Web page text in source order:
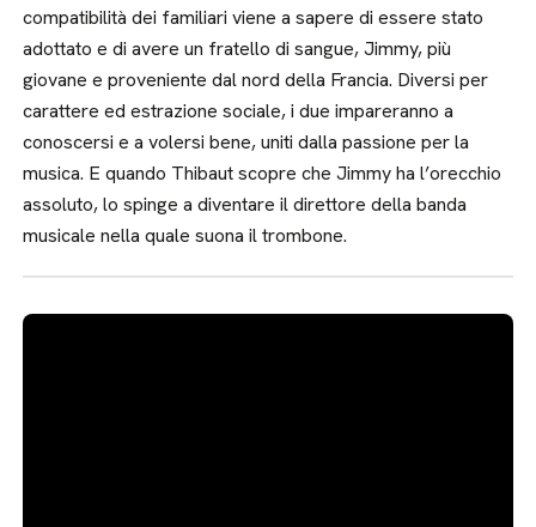
compatibilità dei familiari viene a sapere di essere stato
adottato e di avere un fratello di sangue, Jimmy, più
giovane e proveniente dal nord della Francia. Diversi per
carattere ed estrazione sociale, i due impareranno a
conoscersi e a volersi bene, uniti dalla passione per la
musica. E quando Thibaut scopre che Jimmy ha l’orecchio
assoluto, lo spinge a diventare il direttore della banda
musicale nella quale suona il trombone.